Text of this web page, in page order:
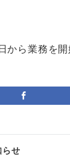
ら業務を開
らせ